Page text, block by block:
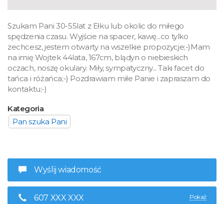
Szukam Pani 30-55lat z Ełku lub okolic do miłego
spędzenia czasu. Wyjście na spacer, kawę...co tylko
zechcesz, jestem otwarty na wszelkie propozycje;-)Mam
na imię Wojtek 44lata, 167cm, blądyn o niebieskich
oczach, noszę okulary. Miły, sympatyczny... Taki facet do
tańca i różańca;-) Pozdrawiam miłe Panie i zapraszam do
kontaktu;-)
Kategoria
Pan szuka Pani
Wyślij wiadomość
607 XXX XXX Pokaż